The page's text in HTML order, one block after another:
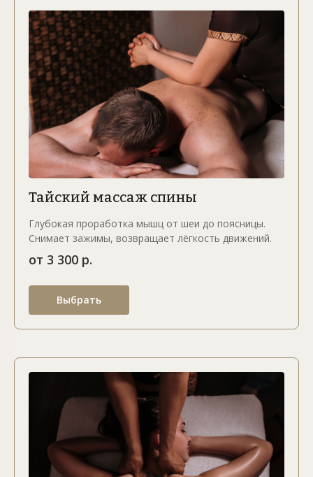
Тайский массаж спины
Глубокая проработка мышц от шеи до поясницы.
Снимает зажимы, возвращает лёгкость движений.
от 3 300 р.
Выбрать